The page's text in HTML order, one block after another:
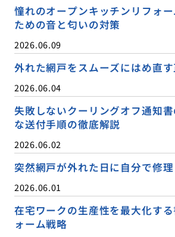
憧れのオープンキッチンリフォ
ための音と匂いの対策
2026.06.09
外れた網戸をスムーズにはめ直
2026.06.04
失敗しないクーリングオフ通知
な送付手順の徹底解説
2026.06.02
突然網戸が外れた日に自分で修
2026.06.01
在宅ワークの生産性を最大化す
ォーム戦略